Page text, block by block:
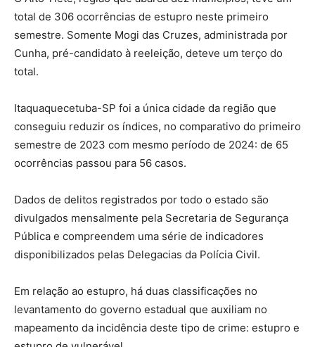
total de 306 ocorrências de estupro neste primeiro
semestre. Somente Mogi das Cruzes, administrada por
Cunha, pré-candidato à reeleição, deteve um terço do
total.
Itaquaquecetuba-SP foi a única cidade da região que
conseguiu reduzir os índices, no comparativo do primeiro
semestre de 2023 com mesmo período de 2024: de 65
ocorrências passou para 56 casos.
Dados de delitos registrados por todo o estado são
divulgados mensalmente pela Secretaria de Segurança
Pública e compreendem uma série de indicadores
disponibilizados pelas Delegacias da Polícia Civil.
Em relação ao estupro, há duas classificações no
levantamento do governo estadual que auxiliam no
mapeamento da incidência deste tipo de crime: estupro e